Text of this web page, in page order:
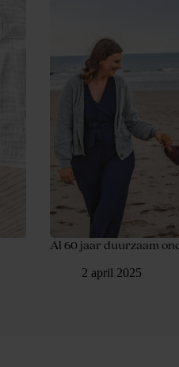
Al 60 jaar duurzaam
2 april 2025